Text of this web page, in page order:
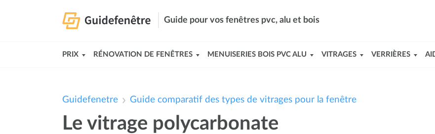
Guide pour vos fenêtres pvc, alu et bois
PRIX RÉNOVATION DE FENÊTRES MENUISERIES BOIS PVC ALU VITRAGES VERRIÈRES
Guidefenetre Guide comparatif des types de vitrages pour la fenêtre
Le vitrage polycarbonate